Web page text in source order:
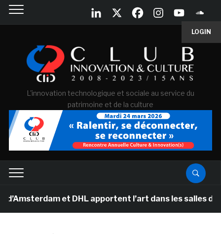
LOGIN
L'innovation technologique et sociale au service du
patrimoine et de la culture
et DHL apportent l’art dans les salles de